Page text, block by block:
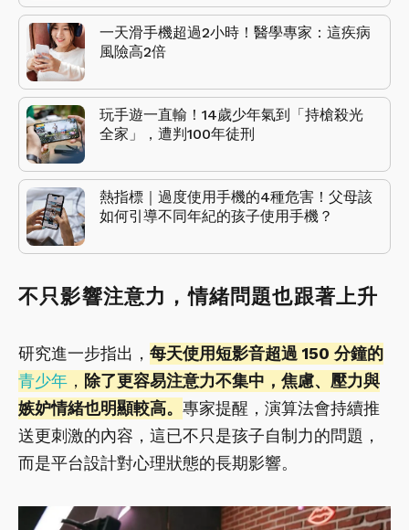
一天滑手機超過2小時！醫學專家：這疾病
風險高2倍
玩手遊一直輸！14歲少年氣到「持槍殺光
全家」，遭判100年徒刑
熱指標｜過度使用手機的4種危害！父母該
如何引導不同年紀的孩子使用手機？
不只影響注意力，情緒問題也跟著上升
研究進一步指出， 每天使用短影音超過 150 分鐘的
青少年 ， 除了更容易注意力不集中，焦慮、壓力與
嫉妒情緒也明顯較高。 專家提醒，演算法會持續推
送更刺激的內容，這已不只是孩子自制力的問題，
而是平台設計對心理狀態的長期影響。